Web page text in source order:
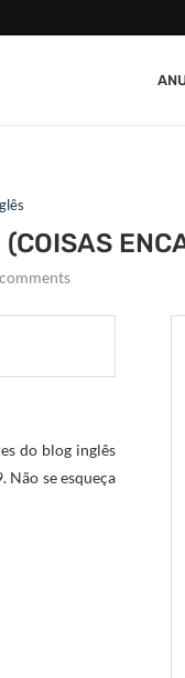
do blog inglês
Não se esqueça